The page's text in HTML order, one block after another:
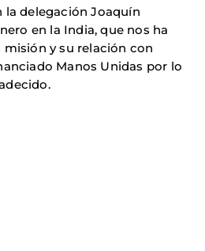
la delegación Joaquín
en la India, que nos ha
y su relación con
Manos Unidas por lo